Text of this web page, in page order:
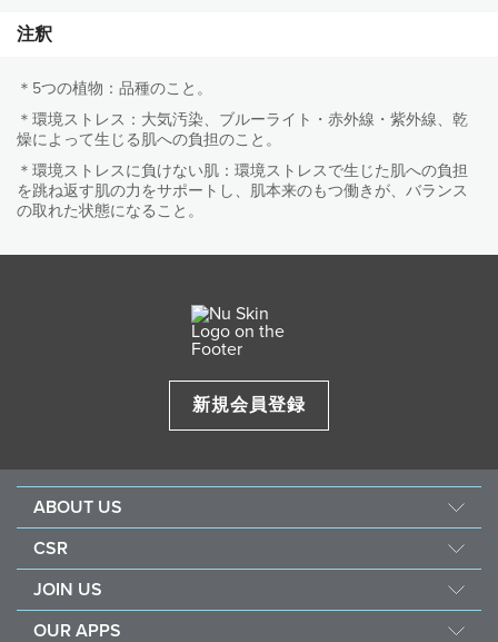
バイオ アダプティブ ボタニカル ブレンド（皮膚コンデ
スオブリクウスエキス、テマリカタヒバエキス、エゾウ
コギ根エキス、ラポンチクムカルタモイデス根エキス
明るく、なめらかな肌へ。
角質をケアするスクラブで、肌を傷つけることなく、古
くなった角質や毛穴の汚れを落とします。
サステナビリティに配慮したパッケージ。
ニュースキンでは、環境に配慮した「サステナビリティ
への取り組み」を製品開発においても実践しています。
本製品の容器は再生プラスチックを使用しています。
イワベンケイ根エキス、イノノツスオブリクウスエキス、テマリカタヒ
バエキス、エゾウコギ根エキス、ラポンチクムカルタモイデス根エキ
ステアリン酸エチルヘキシル、パルミチン酸エチルヘキシル、酢酸トコ
ー、フィチン酸Ｎａ、フェノキシエタノール、クロルフェネシン、香料
／Water, Aloe Barbadensis Leaf Juice, Stearic Acid, Glyceryl Stearate,
Hydrated Silica, Cetyl Alcohol, Lactobacillus/Punica Granatum Fruit
Ferment Extract, Allantoin, Sedum Rosea Root Extract, Inonotus Obliquus
(Mushroom) Extract, Selaginella Lepidophylla Extract, Acanthopanax
Phenoxyethanol, Chlorphenesin, Fragrance
皮膚コンディショニング成分：イワベンケイ根エキス、イ
ノノツスオブリクウスエキス、テマリカタヒバエキス、エ
ゾウコギ根エキス、ラポンチクムカルタモイデス根エキス
スクラブ成分：含水シリカ
保湿成分：乳酸桿菌／ザクロ果実発酵エキス
ブライター デイ （エクスフォリエント スクラブ）と、ニュ
スクラブとパックは合わせて週1～2回までご利用いただ
けます。そのため、使用日を変えて1日に1回、スクラブ
とパックをどちらかの１製品だけに留めることをおすす
めします。 いずれのスクラブとパックも、同じ日に両方
を使われることはおすすめしません。
お手入れステップを教えてください。
シリーズ全体のお手入れステップは、上記「ニュートリ
センシャルズのお手入れステップ」から「Q 9つの製品
い」でご確認ください。
ノンコメドジェニックテスト済みの製品ですか？
はい、ノンコメドジェニックテスト済みの製品です。
コメドは、毛穴に皮脂や角質などが詰まってしまった状
態、いわばニキビのもとのことです。「ノンコメドジェ
になりにくい処方に表示されます。 ただし、すべての方
にニキビができないというわけではありませんので、ご
注釈
＊5つの植物：品種のこと。
＊環境ストレス：大気汚染、ブルーライト・赤外線・紫外線、乾
燥によって生じる肌への負担のこと。
＊環境ストレスに負けない肌：環境ストレスで生じた肌への負担
を跳ね返す肌の力をサポートし、肌本来のもつ働きが、バランス
の取れた状態になること。
新規会員登録
ABOUT US
ニュースキンの研究・開発
製品ブランド
ニュースルーム
CSR
社会貢献活動
ナリッシュ ザ チルドレン
JOIN US
OUR APPS